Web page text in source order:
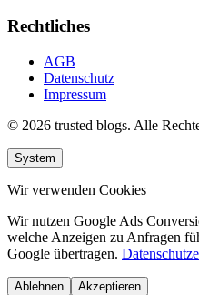
Rechtliches
AGB
Datenschutz
Impressum
© 2026 trusted blogs. Alle
System
Wir verwenden Cookies
Wir nutzen Google Ads
welche Anzeigen zu Anfragen
Google übertragen.
Ablehnen Akzeptieren